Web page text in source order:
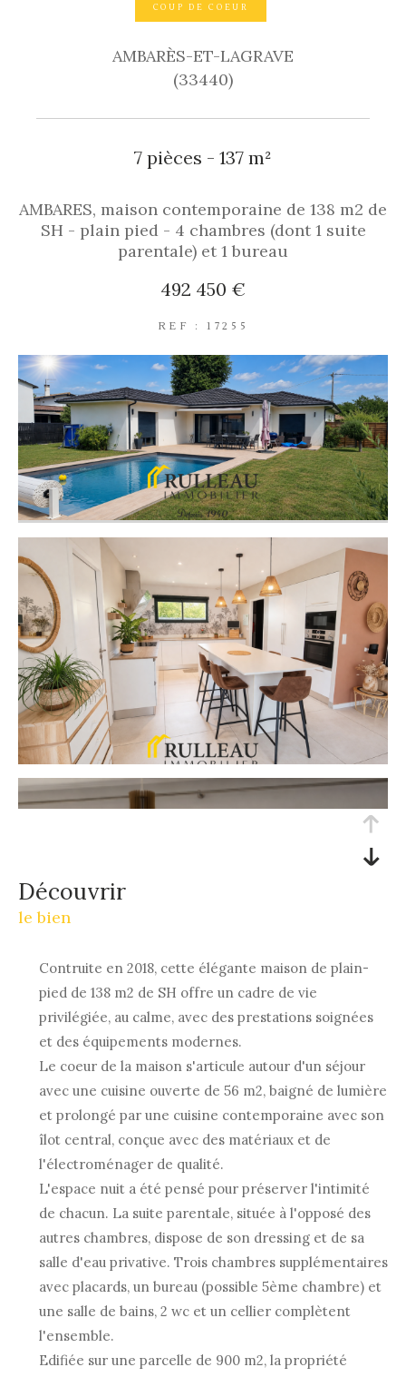
COUP DE COEUR
AMBARÈS-ET-LAGRAVE
(33440)
7 pièces - 137 m²
AMBARES, maison contemporaine de 138 m2 de
SH - plain pied - 4 chambres (dont 1 suite
parentale) et 1 bureau
492 450 €
REF : 17255
découvrir
le bien
Contruite en 2018, cette élégante maison de plain-
pied de 138 m2 de SH offre un cadre de vie
privilégiée, au calme, avec des prestations soignées
et des équipements modernes.
Le coeur de la maison s'articule autour d'un séjour
avec une cuisine ouverte de 56 m2, baigné de lumière
et prolongé par une cuisine contemporaine avec son
îlot central, conçue avec des matériaux et de
l'électroménager de qualité.
L'espace nuit a été pensé pour préserver l'intimité
de chacun. La suite parentale, située à l'opposé des
autres chambres, dispose de son dressing et de sa
salle d'eau privative. Trois chambres supplémentaires
avec placards, un bureau (possible 5ème chambre) et
une salle de bains, 2 wc et un cellier complètent
l'ensemble.
Edifiée sur une parcelle de 900 m2, la propriété